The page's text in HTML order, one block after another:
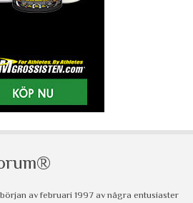
av februari 1997 av några entusiaster